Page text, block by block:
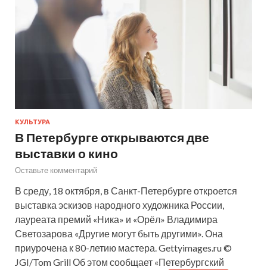
КУЛЬТУРА
В Петербурге открываются две
выставки о кино
Оставьте комментарий
В среду, 18 октября, в Санкт-Петербурге откроется
выставка эскизов народного художника России,
лауреата премий «Ника» и «Орёл» Владимира
Светозарова «Другие могут быть другими». Она
приурочена к 80-летию мастера. Gettyimages.ru ©
JGI/Tom Grill Об этом сообщает «Петербургский